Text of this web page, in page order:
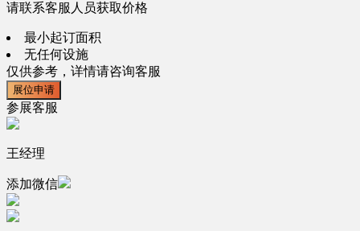
请联系客服人员获取价格
最小起订面积
无任何设施
仅供参考，详情请咨询客服
展位申请
参展客服
王经理
添加微信